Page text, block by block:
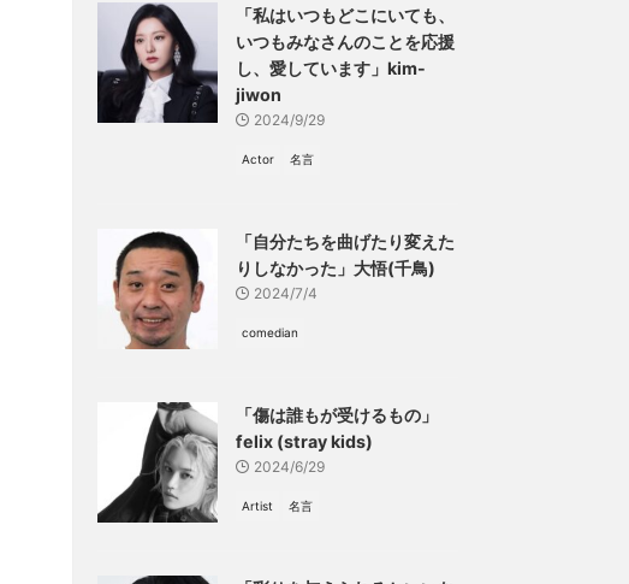
「私はいつもどこにいても、
いつもみなさんのことを応援
し、愛しています」kim-
jiwon
2024/9/29
Actor 名言
「自分たちを曲げたり変えた
りしなかった」大悟(千鳥)
2024/7/4
comedian
「傷は誰もが受けるもの」
felix (stray kids)
2024/6/29
Artist 名言